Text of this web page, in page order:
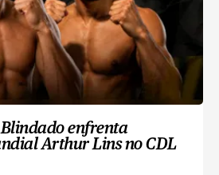
enfrenta
Arthur Lins no CDL